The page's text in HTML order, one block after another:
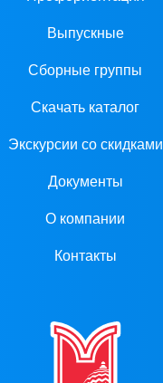
Выпускные
Сборные группы
Скачать каталог
Экскурсии со скидками
Документы
О компании
Контакты